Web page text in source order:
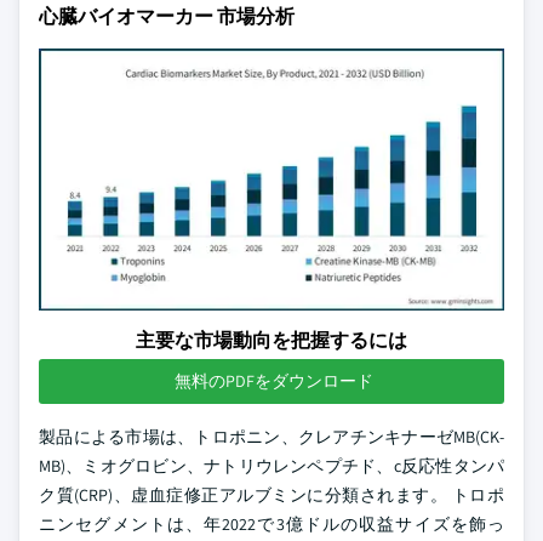
心臓バイオマーカー 市場分析
主要な市場動向を把握するには
無料のPDFをダウンロード
製品による市場は、トロポニン、クレアチンキナーゼMB(CK-
MB)、ミオグロビン、ナトリウレンペプチド、c反応性タンパ
ク質(CRP)、虚血症修正アルブミンに分類されます。 トロポ
ニンセグメントは、年2022で3億ドルの収益サイズを飾っ